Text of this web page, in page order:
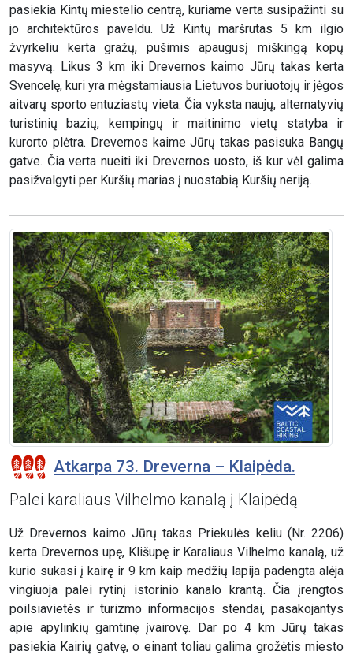
pasiekia Kintų miestelio centrą, kuriame verta susipažinti su
jo architektūros paveldu. Už Kintų maršrutas 5 km ilgio
žvyrkeliu kerta gražų, pušimis apaugusį miškingą kopų
masyvą. Likus 3 km iki Drevernos kaimo Jūrų takas kerta
Svencelę, kuri yra mėgstamiausia Lietuvos buriuotojų ir jėgos
aitvarų sporto entuziastų vieta. Čia vyksta naujų, alternatyvių
turistinių bazių, kempingų ir maitinimo vietų statyba ir
kurorto plėtra. Drevernos kaime Jūrų takas pasisuka Bangų
gatve. Čia verta nueiti iki Drevernos uosto, iš kur vėl galima
pasižvalgyti per Kuršių marias į nuostabią Kuršių neriją.
Atkarpa 73. Dreverna – Klaipėda.
Palei karaliaus Vilhelmo kanalą į Klaipėdą
Už Drevernos kaimo Jūrų takas Priekulės keliu (Nr. 2206)
kerta Drevernos upę, Klišupę ir Karaliaus Vilhelmo kanalą, už
kurio sukasi į kairę ir 9 km kaip medžių lapija padengta alėja
vingiuoja palei rytinį istorinio kanalo krantą. Čia įrengtos
poilsiavietės ir turizmo informacijos stendai, pasakojantys
apie apylinkių gamtinę įvairovę. Dar po 4 km Jūrų takas
pasiekia Kairių gatvę, o einant toliau galima grožėtis miesto